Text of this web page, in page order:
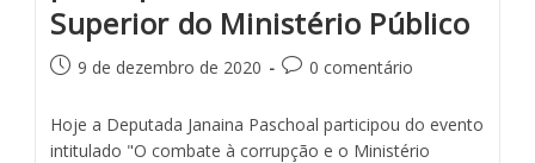
Superior do Ministério Público
9 de dezembro de 2020 0 comentário
Hoje a Deputada Janaina Paschoal participou do evento
intitulado "O combate à corrupção e o Ministério